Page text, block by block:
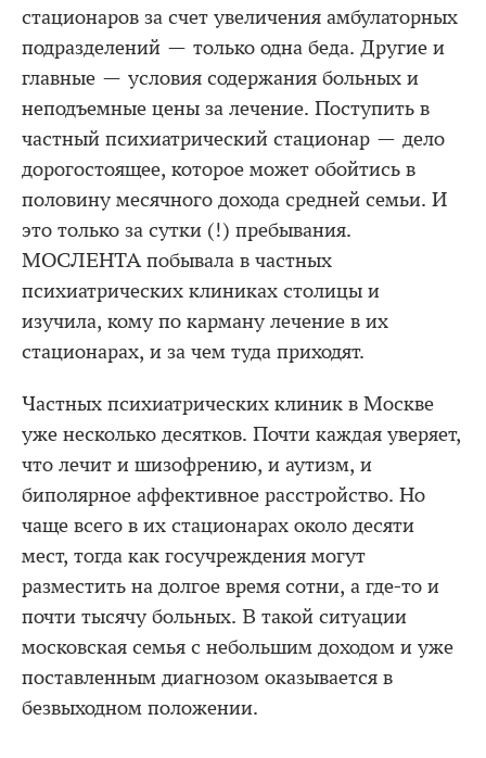
стационаров за счет увеличения амбулаторных
подразделений — только одна беда. Другие и
главные — условия содержания больных и
неподъемные цены за лечение. Поступить в
частный психиатрический стационар — дело
дорогостоящее, которое может обойтись в
половину месячного дохода средней семьи. И
это только за сутки (!) пребывания.
МОСЛЕНТА побывала в частных
психиатрических клиниках столицы и
изучила, кому по карману лечение в их
стационарах, и за чем туда приходят.
Частных психиатрических клиник в Москве
уже несколько десятков. Почти каждая уверяет,
что лечит и шизофрению, и аутизм, и
биполярное аффективное расстройство. Но
чаще всего в их стационарах около десяти
мест, тогда как госучреждения могут
разместить на долгое время сотни, а где-то и
почти тысячу больных. В такой ситуации
московская семья с небольшим доходом и уже
поставленным диагнозом оказывается в
безвыходном положении.